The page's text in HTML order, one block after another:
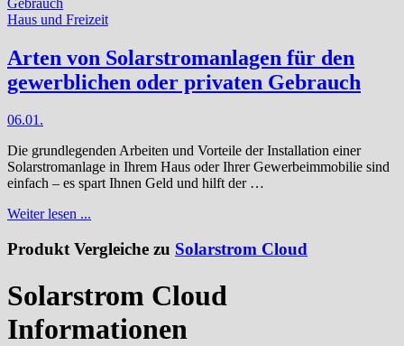
Haus und Freizeit
Arten von Solarstromanlagen für den
gewerblichen oder privaten Gebrauch
06.01.
Die grundlegenden Arbeiten und Vorteile der Installation einer
Solarstromanlage in Ihrem Haus oder Ihrer Gewerbeimmobilie sind
einfach – es spart Ihnen Geld und hilft der …
Weiter lesen ...
Produkt Vergleiche zu Solarstrom Cloud
Solarstrom Cloud
Informationen